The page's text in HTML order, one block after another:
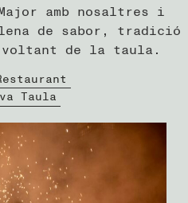
amb nosaltres i
de sabor, tradició
voltant de la taula.
Taula